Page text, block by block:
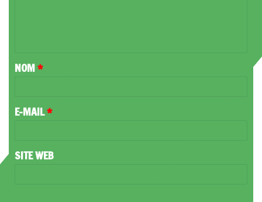
A
R
NOM*
E-MAIL*
SITE WEB